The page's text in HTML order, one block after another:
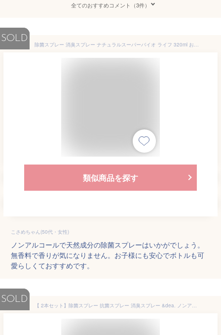
全てのおすすめコメント（3件）
SOLD
除菌スプレー 消臭スプレー ナチュラルスーパーバイオ ライフ 320ml おしゃれ 無香料 日本製 ノンアルコール 天然成分 オーガニック 赤ちゃん ベビー 手指 マスク 除菌 ウイルス対策 ペット タバコ 衣類 トイレ 靴 部屋 キッチン ソファ ベッド 消臭
類似商品を探す
こさめちゃん(50代・女性)
ノンアルコールで天然成分の除菌スプレーはいかがでしょう。
無香料で香りが気になりません。お子様にも安心でボトルも可
愛らしくておすすめです。
SOLD
【 2本セット】除菌スプレー 抗菌スプレー 消臭スプレー &dea. ノンアルコール 日本製 おしゃれ かわいい 除菌 抗菌 スプレー ウイルス 感染対策 抗ウイルス ウイルス対策 防カビ 衣類 消臭 赤ちゃん テーブル キッチン 玄関 靴 車 ペット